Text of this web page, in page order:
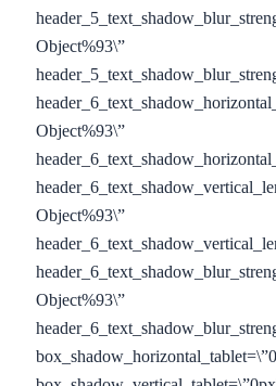
Object%93\”
Object%93\”
Object%93\”
Object%93\”